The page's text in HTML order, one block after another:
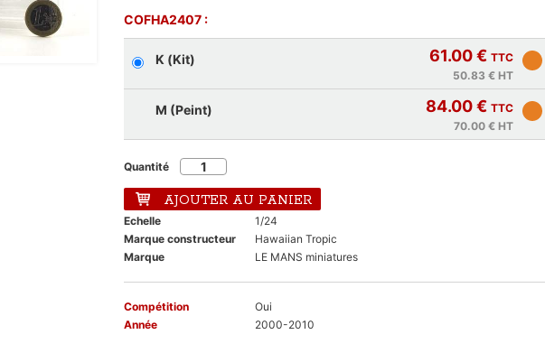
COFHA2407 :
K (Kit) 61.00 €TTC
50.83 €HT
M (Peint) 84.00 €TTC
70.00 €HT
Quantité
AJOUTER AU PANIER
Echelle
1/24
Marque constructeur
Hawaiian Tropic
Marque
LE MANS miniatures
Compétition
Oui
Année
2000-2010